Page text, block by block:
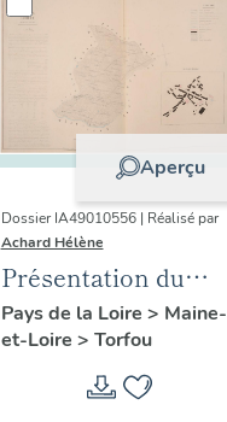
Aperçu
Dossier IA49010556 | Réalisé par
Achard Hélène
Présentation du
patrimoine
industriel de la
commune de Torfou
Pays de la Loire > Maine-
et-Loire > Torfou